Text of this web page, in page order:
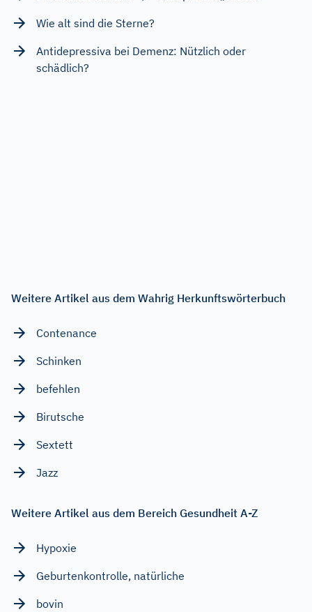
Wie alt sind die Sterne?
Antidepressiva bei Demenz: Nützlich oder
schädlich?
Weitere Artikel aus dem Wahrig Herkunftswörterbuch
Contenance
Schinken
befehlen
Birutsche
Sextett
Jazz
Weitere Artikel aus dem Bereich Gesundheit A-Z
Hypoxie
Geburtenkontrolle, natürliche
bovin